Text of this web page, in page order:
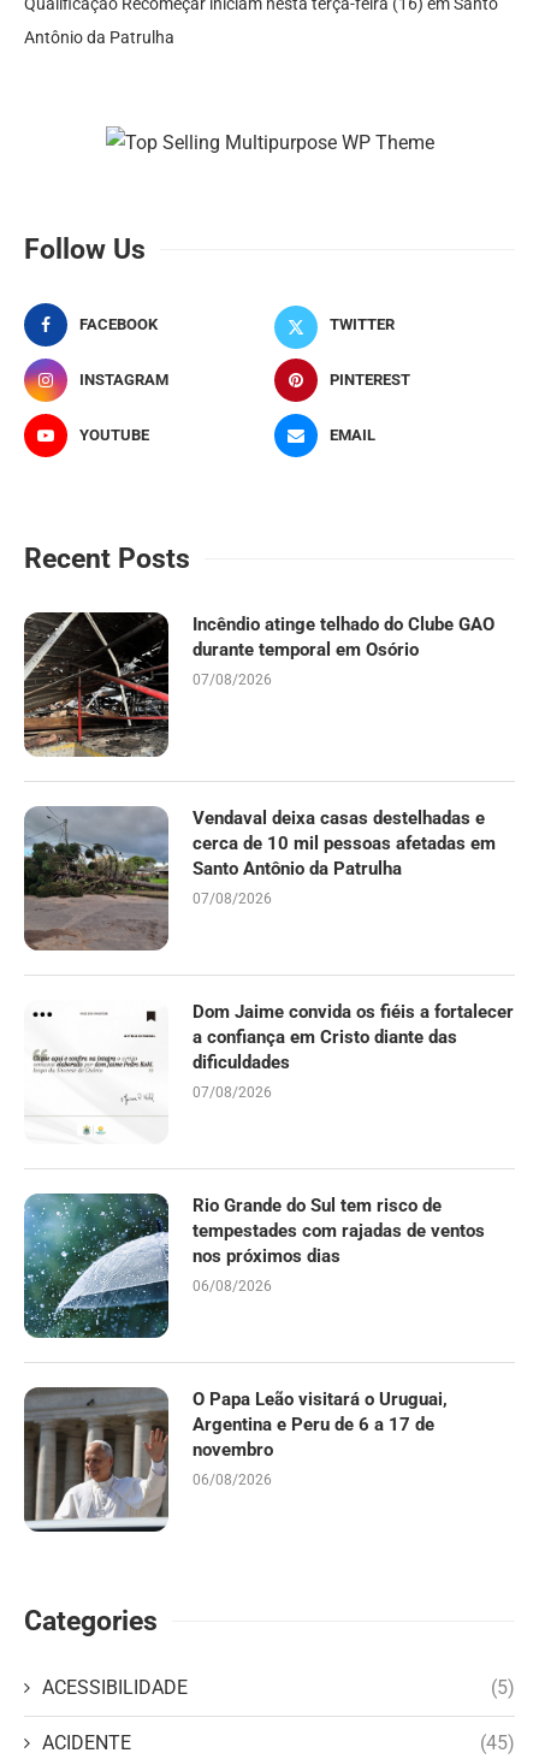
Antônio da Patrulha
Follow Us
FACEBOOK TWITTER
INSTAGRAM PINTEREST
YOUTUBE EMAIL
Recent Posts
Incêndio atinge telhado do Clube GAO
durante temporal em Osório
07/08/2026
Vendaval deixa casas destelhadas e
cerca de 10 mil pessoas afetadas em
Santo Antônio da Patrulha
07/08/2026
Dom Jaime convida os fiéis a fortalecer
a confiança em Cristo diante das
dificuldades
07/08/2026
Rio Grande do Sul tem risco de
tempestades com rajadas de ventos
nos próximos dias
06/08/2026
O Papa Leão visitará o Uruguai,
Argentina e Peru de 6 a 17 de
novembro
06/08/2026
Categories
ACESSIBILIDADE (5)
ACIDENTE (45)